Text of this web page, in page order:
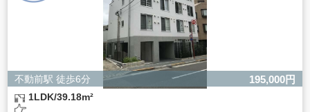
な間内に対応いたします。
【お問合せ窓口】
株式会社バレッグス 個人情報問合せ窓口
住所 東京都目黒区鷹番2-5-21
電話 03-3794-1115
お問合せメールアドレス privacy@balleggs.co.jp
受付時間：平日10：30～17：00 ※弊社公休日を除く
不動前駅 徒歩6分 195,000円
1LDK/39.18m²